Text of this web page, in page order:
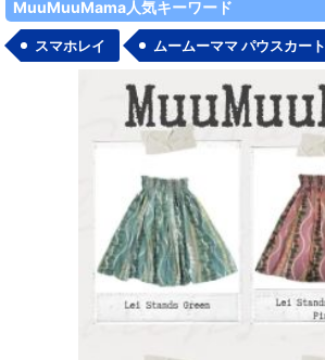
半袖Tシャツ
五分袖/七分袖
タンクトップ・その他
MuuMuuMama人気キーワード
スマホレイ ムームーママ パウスカート